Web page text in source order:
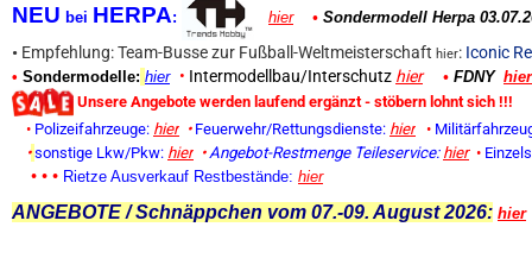
NEU bei HERPA: hier • Sondermodell Herpa
• Empfehlung: Team-Busse zur Fußball-Weltmeisterschaft hier: Iconic
• Sondermodelle: hier • Intermodellbau/Interschutz hier • FDNY hier
Unsere Angebote werden laufend ergänzt - stöbern lohnt sich !!!
• Polizeifahrzeuge: hier • Feuerwehr/Rettungsdienste: hier •
• sonstige Lkw/Pkw: hier • Angebot-Restmenge Teileservice: hier •
• • • Rietze Ausverkauf Restbestände: hier
ANGEBOTE / Schnäppchen vom 07.-09. August 2026: hier